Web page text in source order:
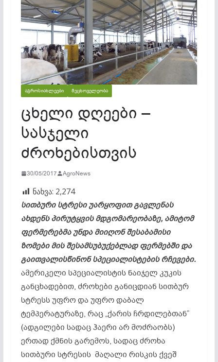
ᲐᲒᲠᲝᲡᲘᲐᲮᲚᲔᲔᲑᲘ ᲛᲔᲪᲮᲝᲕᲔᲚᲔᲝᲑᲐ
ცხელი დღეები –
სასჯელი
ძროხებისთვის
30/05/2017 AgroNews
ნახვა: 2,274
სითბური სტრესი უარყოფით გავლენას
ახდენს პირუტყვის მდგომარეობაზე, ამიტომ
ფერმერებმა უნდა მიიღონ შესაბამისი
ზომები მის შესამსუბუქებლად ფერმებში და
გაითვალისწინონ სპეციალისტების რჩევები.
ამერიკელი სპეციალისტის ნაიჯელ კუკის
განცხადებით, ძროხები განიცდიან სითბურ
სტრესს უფრო და უფრო დაბალ
ტემპერატურაზე, რაც „ქარის ჩრდილებთან”
(ადგილები სადაც ჰაერი არ მოძრაობს)
ერთად ქმნის გარემოს, სადაც ძროხა
სითბური სტრესის მაღალი რისკის ქვეშ